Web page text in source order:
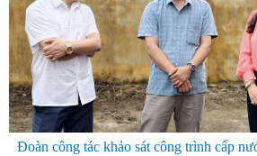
Đoàn công tác khảo sát công trình cấp